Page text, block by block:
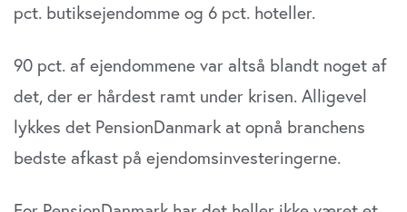
pct. butiksejendomme og 6 pct. hoteller.
90 pct. af ejendommene var altså blandt noget af
det, der er hårdest ramt under krisen. Alligevel
lykkes det PensionDanmark at opnå branchens
bedste afkast på ejendomsinvesteringerne.